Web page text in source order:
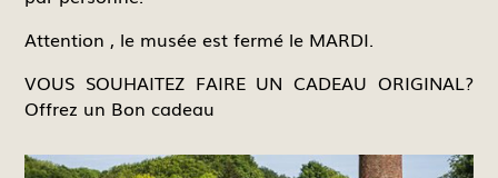
Attention , le musée est fermé le MARDI.
VOUS SOUHAITEZ FAIRE UN CADEAU ORIGINAL?
Offrez un Bon cadeau